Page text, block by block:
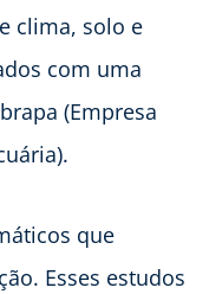
clima, solo e
com uma
(Empresa
que
Esses estudos